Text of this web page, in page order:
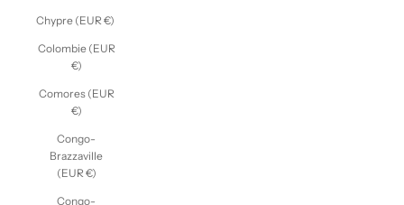
Chypre (EUR €)
Colombie (EUR
€)
Comores (EUR
€)
Congo-
Brazzaville
(EUR €)
Congo-